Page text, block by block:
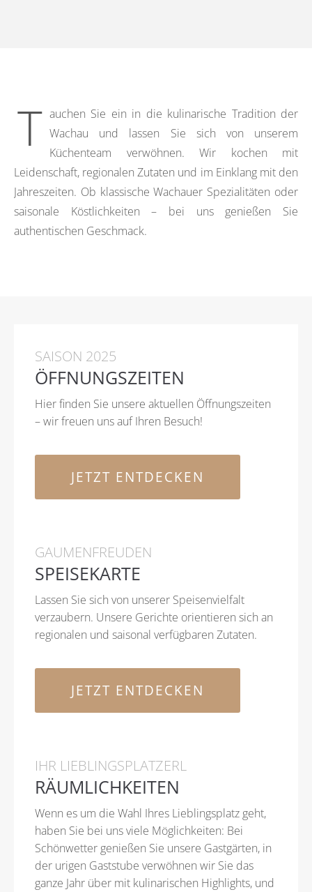
T auchen Sie ein in die kulinarische Tradition der
Wachau und lassen Sie sich von unserem
Küchenteam verwöhnen. Wir kochen mit
Leidenschaft, regionalen Zutaten und im Einklang mit den
Jahreszeiten. Ob klassische Wachauer Spezialitäten oder
saisonale Köstlichkeiten – bei uns genießen Sie
authentischen Geschmack.
SAISON 2025
ÖFFNUNGSZEITEN
Hier finden Sie unsere aktuellen Öffnungszeiten
– wir freuen uns auf Ihren Besuch!
JETZT ENTDECKEN
GAUMENFREUDEN
SPEISEKARTE
Lassen Sie sich von unserer Speisenvielfalt
verzaubern. Unsere Gerichte orientieren sich an
regionalen und saisonal verfügbaren Zutaten.
JETZT ENTDECKEN
IHR LIEBLINGSPLATZERL
RÄUMLICHKEITEN
Wenn es um die Wahl Ihres Lieblingsplatz geht,
haben Sie bei uns viele Möglichkeiten: Bei
Schönwetter genießen Sie unsere Gastgärten, in
der urigen Gaststube verwöhnen wir Sie das
ganze Jahr über mit kulinarischen Highlights, und